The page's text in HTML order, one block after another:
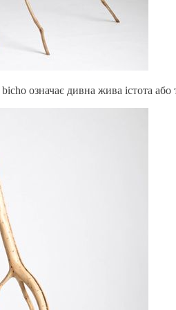
означає дивна жива істота або